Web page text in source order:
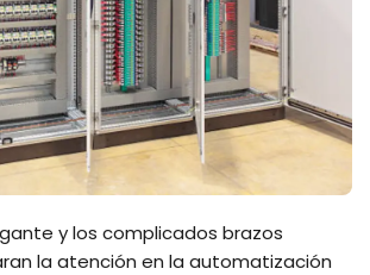
y los complicados brazos
la atención en la automatización